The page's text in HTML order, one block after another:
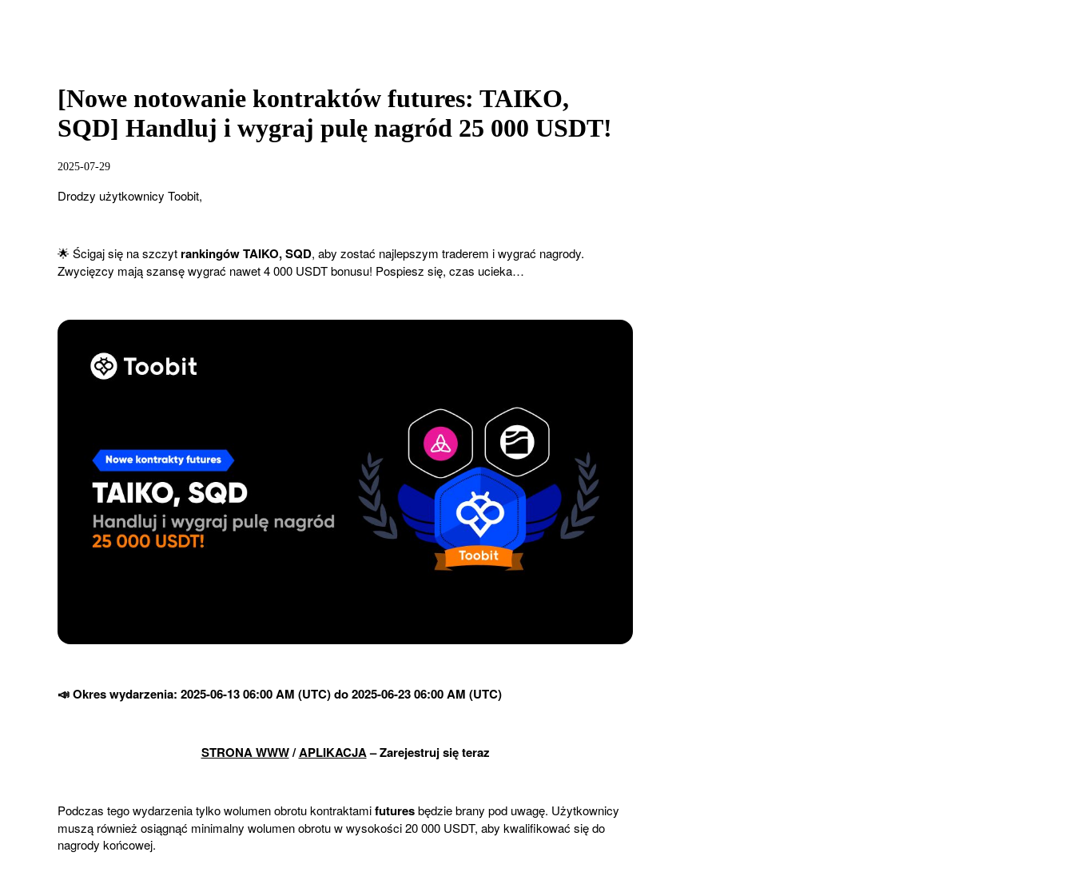
[Nowe notowanie kontraktów futures: TAIKO,
SQD] Handluj i wygraj pulę nagród 25 000 USDT!
2025-07-29
Drodzy użytkownicy Toobit,
🌟 Ścigaj się na szczyt rankingów TAIKO, SQD, aby zostać najlepszym traderem i wygrać nagrody.
Zwycięzcy mają szansę wygrać nawet 4 000 USDT bonusu! Pospiesz się, czas ucieka…
📣Okres wydarzenia: 2025-06-13 06:00 AM (UTC) do 2025-06-23 06:00 AM (UTC)
STRONA WWW/APLIKACJA– Zarejestruj się teraz
Podczas tego wydarzenia tylko wolumen obrotu kontraktamifuturesbędzie brany pod uwagę. Użytkownicy
muszą również osiągnąć minimalny wolumen obrotu w wysokości 20 000 USDT, aby kwalifikować się do
nagrody końcowej.